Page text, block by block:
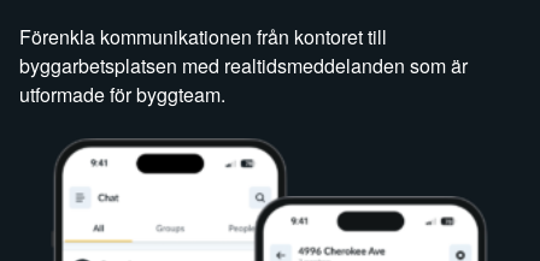
Förenkla kommunikationen från kontoret till
byggarbetsplatsen med realtidsmeddelanden som är
utformade för byggteam.